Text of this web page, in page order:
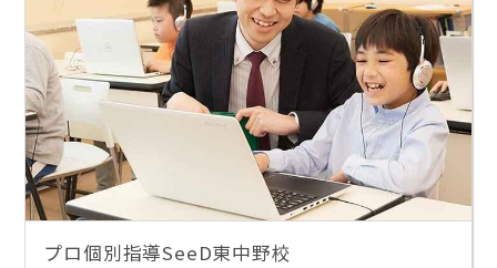
プロ個別指導SeeD東中野校